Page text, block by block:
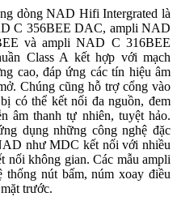
dòng NAD Hifi Intergrated là
C 356BEE DAC, ampli NAD
và ampli NAD C 316BEE
Class A kết hợp với mạch
cao, đáp ứng các tín hiệu âm
Chúng cũng hỗ trợ cổng vào
có thể kết nối đa nguồn, đem
âm thanh tự nhiên, tuyệt hảo.
dụng những công nghệ đặc
như MDC kết nối với nhiều
nối không gian. Các mẫu ampli
nút bấm, núm xoay điều
trước.